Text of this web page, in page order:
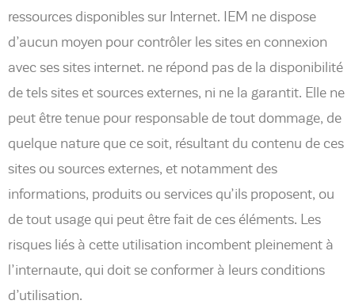
ressources disponibles sur Internet. IEM ne dispose
d’aucun moyen pour contrôler les sites en connexion
avec ses sites internet. ne répond pas de la disponibilité
de tels sites et sources externes, ni ne la garantit. Elle ne
peut être tenue pour responsable de tout dommage, de
quelque nature que ce soit, résultant du contenu de ces
sites ou sources externes, et notamment des
informations, produits ou services qu’ils proposent, ou
de tout usage qui peut être fait de ces éléments. Les
risques liés à cette utilisation incombent pleinement à
l’internaute, qui doit se conformer à leurs conditions
d’utilisation.